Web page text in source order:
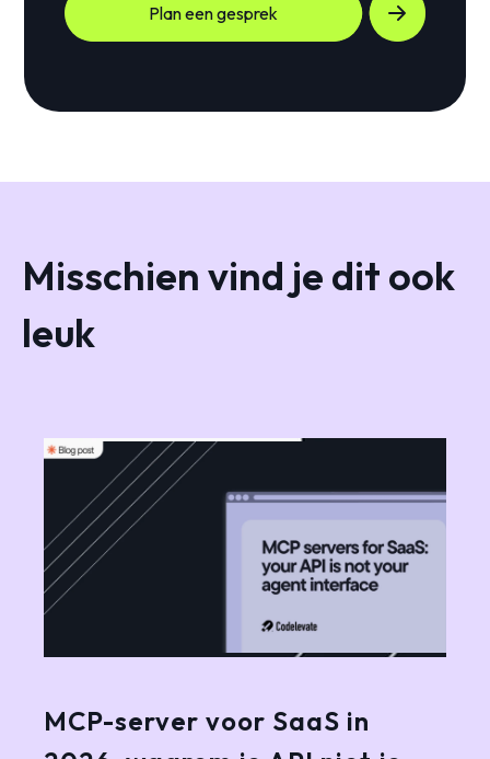
Plan een gesprek
Misschien vind je dit ook
leuk
MCP-server voor SaaS in